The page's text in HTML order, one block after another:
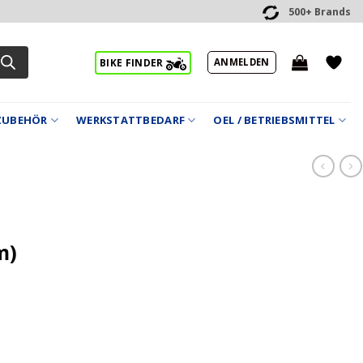
500+ Brands
BIKE FINDER ANMELDEN
WERKSTATTBEDARF OEL / BETRIEBSMITTEL